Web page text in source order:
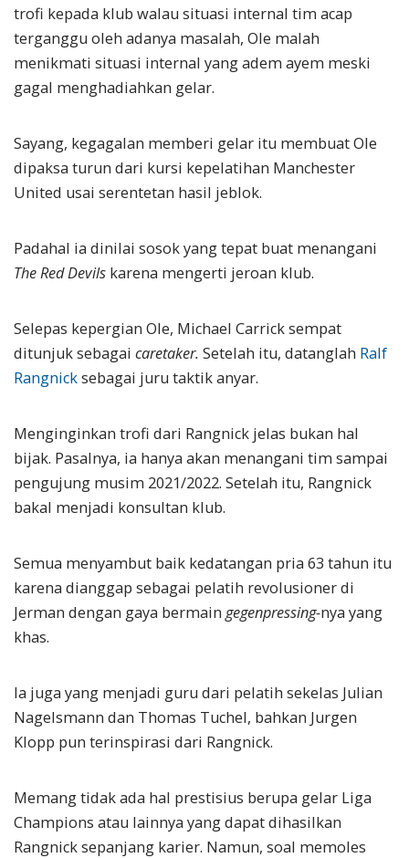
trofi kepada klub walau situasi internal tim acap
terganggu oleh adanya masalah, Ole malah
menikmati situasi internal yang adem ayem meski
gagal menghadiahkan gelar.
Sayang, kegagalan memberi gelar itu membuat Ole
dipaksa turun dari kursi kepelatihan Manchester
United usai serentetan hasil jeblok.
Padahal ia dinilai sosok yang tepat buat menangani
The Red Devils karena mengerti jeroan klub.
Selepas kepergian Ole, Michael Carrick sempat
ditunjuk sebagai caretaker. Setelah itu, datanglah Ralf
Rangnicksebagai juru taktik anyar.
Menginginkan trofi dari Rangnick jelas bukan hal
bijak. Pasalnya, ia hanya akan menangani tim sampai
pengujung musim 2021/2022. Setelah itu, Rangnick
bakal menjadi konsultan klub.
Semua menyambut baik kedatangan pria 63 tahun itu
karena dianggap sebagai pelatih revolusioner di
Jerman dengan gaya bermain gegenpressing-nya yang
khas.
Ia juga yang menjadi guru dari pelatih sekelas Julian
Nagelsmann dan Thomas Tuchel, bahkan Jurgen
Klopp pun terinspirasi dari Rangnick.
Memang tidak ada hal prestisius berupa gelar Liga
Champions atau lainnya yang dapat dihasilkan
Rangnick sepanjang karier. Namun, soal memoles